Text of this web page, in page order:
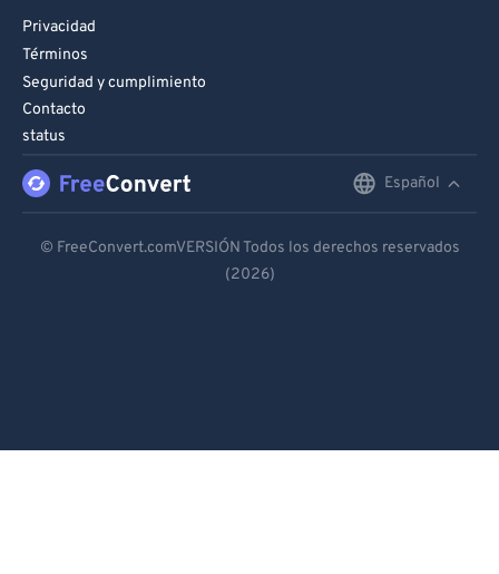
Privacidad
Términos
Seguridad y cumplimiento
Contacto
status
Español
Español
© FreeConvert.comVERSIÓN Todos los derechos reservados
(2026)